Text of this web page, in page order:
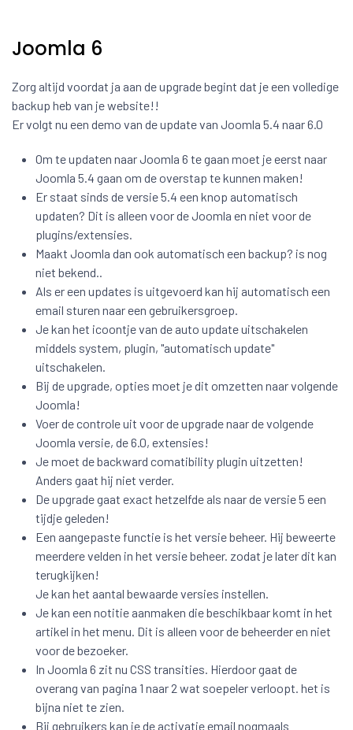
Joomla 6
Zorg altijd voordat ja aan de upgrade begint dat je een volledige
backup heb van je website!!
Er volgt nu een demo van de update van Joomla 5.4 naar 6.0
Om te updaten naar Joomla 6 te gaan moet je eerst naar
Joomla 5.4 gaan om de overstap te kunnen maken!
Er staat sinds de versie 5.4 een knop automatisch
updaten? Dit is alleen voor de Joomla en niet voor de
plugins/extensies.
Maakt Joomla dan ook automatisch een backup? is nog
niet bekend..
Als er een updates is uitgevoerd kan hij automatisch een
email sturen naar een gebruikersgroep.
Je kan het icoontje van de auto update uitschakelen
middels system, plugin, "automatisch update"
uitschakelen.
Bij de upgrade, opties moet je dit omzetten naar volgende
Joomla!
Voer de controle uit voor de upgrade naar de volgende
Joomla versie, de 6.0, extensies!
Je moet de backward comatibility plugin uitzetten!
Anders gaat hij niet verder.
De upgrade gaat exact hetzelfde als naar de versie 5 een
tijdje geleden!
Een aangepaste functie is het versie beheer. Hij beweerte
meerdere velden in het versie beheer. zodat je later dit kan
terugkijken!
Je kan het aantal bewaarde versies instellen.
Je kan een notitie aanmaken die beschikbaar komt in het
artikel in het menu. Dit is alleen voor de beheerder en niet
voor de bezoeker.
In Joomla 6 zit nu CSS transities. Hierdoor gaat de
overang van pagina 1 naar 2 wat soepeler verloopt. het is
bijna niet te zien.
Bij gebruikers kan je de activatie email nogmaals